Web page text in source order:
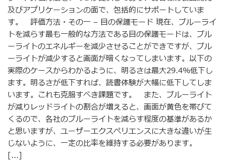
及びアプリケーションの面で、包括的にサポートしていま
す。 評価方法・その一 – 目の保護モード 現在、ブルーライ
トを減らす最も一般的な方法である目の保護モードは、ブル
ーライトのエネルギーを減少させることができですが、ブル
ーライトが減少すると画面が暗くなってしまいます。以下の
実際のケースからわかるように、明るさは最大29.4%低下し
ます。明るさが低下すれば、読書体験が大幅に低下してしま
います。これも克服すべき課題です。 また、ブルーライト
が減りレッドライトの割合が増えると、画面が黄色を帯びて
くるので、各社のブルーライトを減らす程度の基準があるか
と思いますが、ユーザーエクスペリエンスに大きな違いが生
じないように、一定の比率を維持する必要があります。
[...]